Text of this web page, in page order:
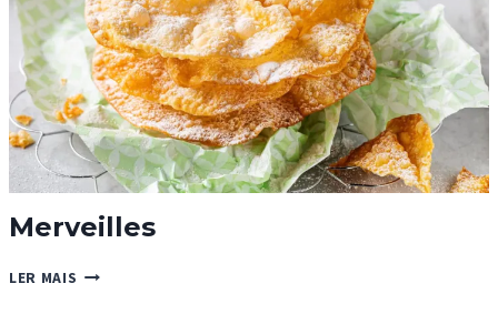
Merveilles
LER MAIS MERVEILLES